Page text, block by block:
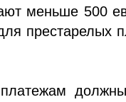
меньше 500
престарелых